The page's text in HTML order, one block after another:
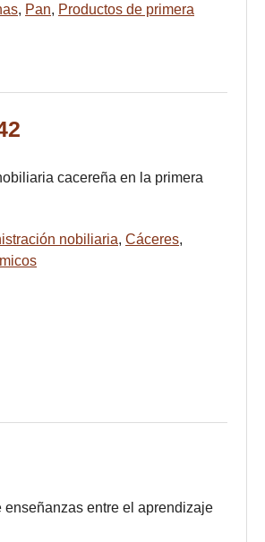
, Pan, Productos de primera
cacereña en la primera
nobiliaria, Cáceres,
entre el aprendizaje